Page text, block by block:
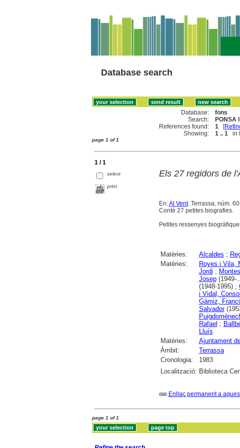
Database search
Database:
fons
Search:
PONSA
References found:
1 [
Showing:
1 .. 1 in
page 1 of 1
1 / 1
select
print
Els 27 regidors de
En:Al Vent. Terrassa, núm.
Conté 27 petites biografies.
Petites ressenyes
Matèries: Alcaldes ;
Matèries:
Royes i Vila,
Jordi ;
Josep(1949-
(1948-1995) ;
i Vidal, Consol
Gámiz,
Salvador
Rafael ;
Lluís
Matèries:
Ajuntament
Àmbit:
Terrassa
Cronologia:
1983
Localització: Biblioteca
Enllaç permanent a
page 1 of 1